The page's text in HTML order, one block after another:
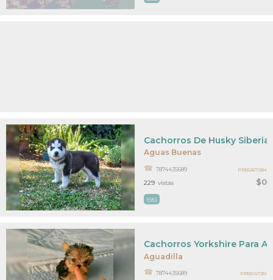
Aguas Buenas
$0
Cachorros De Husky
7874435689
MAS
229 vistas
PR55267284
Aguadilla
Cachorros Yorkshire Para
7874435689 PR55147251